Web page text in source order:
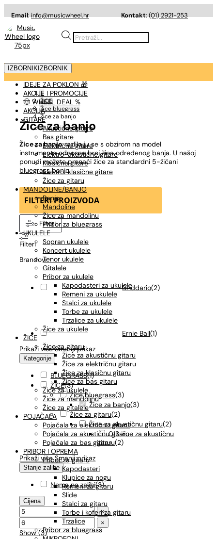
Email:info@musicwheel.hr Kontakt:(01) 2921-253
Products
search
IZBORNIK IZBORNIK
IDEJE ZA POKLON 🎁
AKCIJE I PROMOCIJE
🤠 WHEEL DEAL %
AKCIJA
GITARE
Akustične gitare
Bas gitare
Električne gitare
Elektro-akustične gitare
Klasične gitare
Elektro-klasične gitare
Žice za gitaru
MANDOLINE/BANJO
Banjo
Mandoline
Žice za mandolinu
Pribor za bluegrass
UKULELE
Sopran ukulele
Koncert ukulele
Tenor ukulele
Gitalele
Pribor za ukulele
Kapodasteri za ukulele
Remeni za ukulele
Stalci za ukulele
Torbe za ukulele
Trzalice za ukulele
Žice za ukulele
ŽICE
Žice za gitaru
Žice za akustičnu gitaru
Žice za električnu gitaru
Žice za klasičnu gitaru
Žice za bas gitaru
Žice za ukulele
Žice za mandolinu
Žice za gitalele
POJAČALA
Pojačala za električnu gitaru
Pojačala za akustičnu gitaru
Pojačala za bas gitaru
PRIBOR I OPREMA
Pribor za gitaru
Kapodasteri
Klupice za nogu
Remeni za gitaru
Slide
Stalci za gitaru
Torbe i koferi za gitaru
Trzalice
Pribor za bluegrass

ŽICE
Žice bluegrass
Žice za banjo
Žice za banjo
Žice za banjorazlikuju se s obzirom na model
instrumenta odnosno broj žica određenog banja. U našoj
ponudi možete pronaći žice za standardni 5-žičani
bluegrassbanjo.
FILTERI PROIZVODA
Filteri
Filteri
Brandovi
DAddario(2)
Ernie Ball(1)
Prikaži više Smanji prikaz
Kategorije
BLUEGRASS(1)
ŽICE(3)
Žice bluegrass(3)
Žice za banjo(3)
Žice za gitaru(2)
Žice za akustičnu gitaru(2)
013 žice za akustičnu
gitaru(2)
Prikaži više Smanji prikaz
Stanje zalihe
Nema na zalihi(3)
Cijena
×
×
Show(3)